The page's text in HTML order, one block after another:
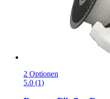
2 Optionen
5.0 (1)